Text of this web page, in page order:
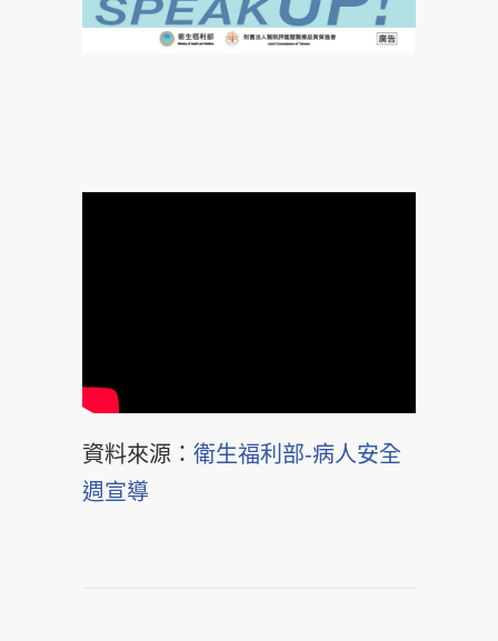
資料來源： 衛生福利部-病人安全
週宣導